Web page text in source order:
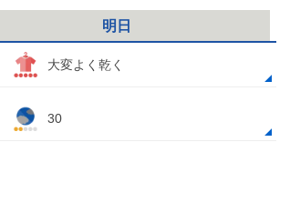
明日
大変よく乾く
30